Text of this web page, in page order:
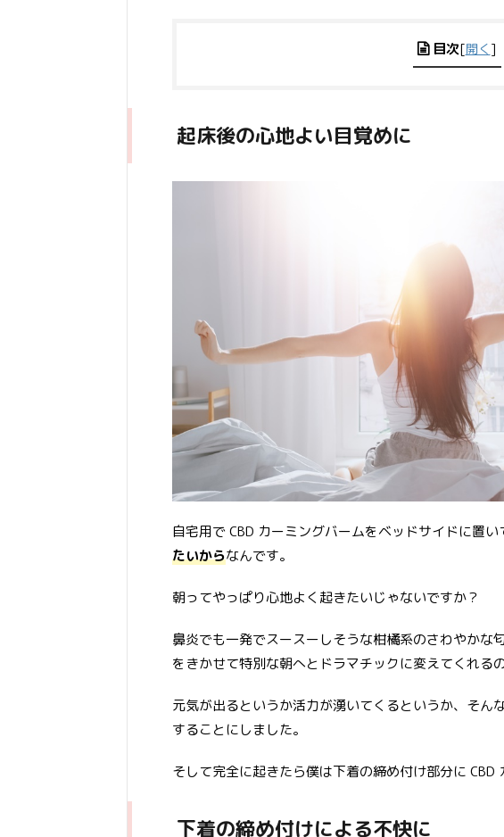
目次[開く ]
起床後の心地よい目覚めに
自宅用で CBD カーミングバームをベッドサイドに置い
たいからなんです。
朝ってやっぱり心地よく起きたいじゃないですか？
鼻炎でも一発でスースーしそうな柑橘系のさわやかな
をきかせて特別な朝へとドラマチックに変えてくれるの
元気が出るというか活力が湧いてくるというか、そん
することにしました。
そして完全に起きたら僕は下着の締め付け部分に CBD
下着の締め付けによる不快に